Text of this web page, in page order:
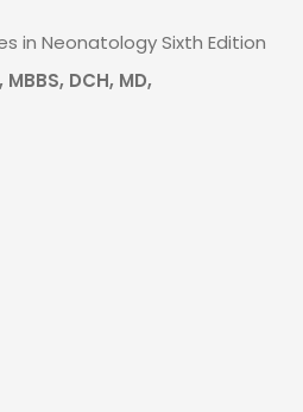
in Neonatology Sixth Edition
MBBS, DCH, MD,